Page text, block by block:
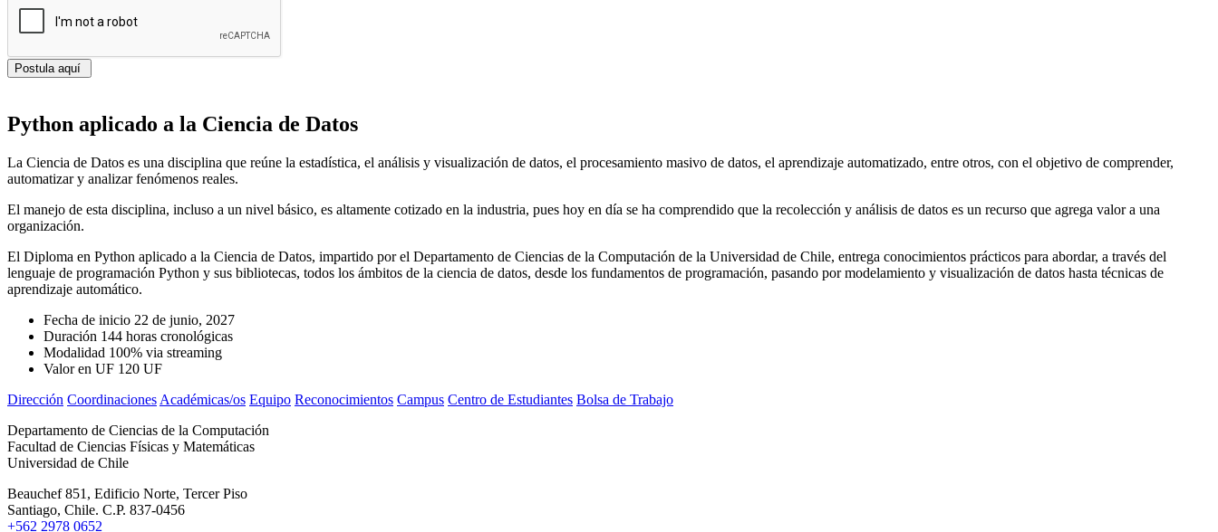
Postula aquí
Python aplicado a la Ciencia de Datos
La Ciencia de Datos es una disciplina que reúne la estadística, el análisis y visualización de datos, el procesamiento masivo de datos, el aprendizaje automatizado, entre otros, con el objetivo de comprender,
automatizar y analizar fenómenos reales.
El manejo de esta disciplina, incluso a un nivel básico, es altamente cotizado en la industria, pues hoy en día se ha comprendido que la recolección y análisis de datos es un recurso que agrega valor a una
organización.
El Diploma en Python aplicado a la Ciencia de Datos, impartido por el Departamento de Ciencias de la Computación de la Universidad de Chile, entrega conocimientos prácticos para abordar, a través del
lenguaje de programación Python y sus bibliotecas, todos los ámbitos de la ciencia de datos, desde los fundamentos de programación, pasando por modelamiento y visualización de datos hasta técnicas de
aprendizaje automático.
Fecha de inicio 22 de junio, 2027
Duración 144 horas cronológicas
Modalidad 100% via streaming
Valor en UF 120 UF
Dirección Coordinaciones Académicas/os Equipo Reconocimientos Campus Centro de Estudiantes Bolsa de Trabajo
Departamento de Ciencias de la Computación
Facultad de Ciencias Físicas y Matemáticas
Universidad de Chile
Beauchef 851, Edificio Norte, Tercer Piso
Santiago, Chile. C.P. 837-0456
+562 2978 0652